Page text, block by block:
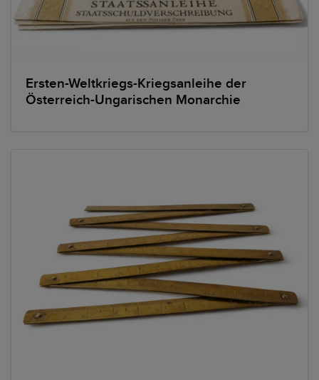
Ersten-Weltkriegs-Kriegsanleihe der
Österreich-Ungarischen Monarchie